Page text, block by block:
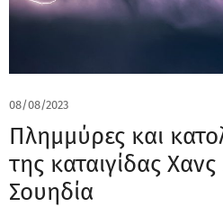
08/08/2023
Πλημμύρες και
της καταιγίδας
Σουηδία